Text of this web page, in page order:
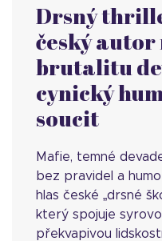
Drsný
český autor
brutalitu
cynický
soucit
Mafie, temné
bez pravidel a
hlas české „drsné
který spojuje
překvapivou